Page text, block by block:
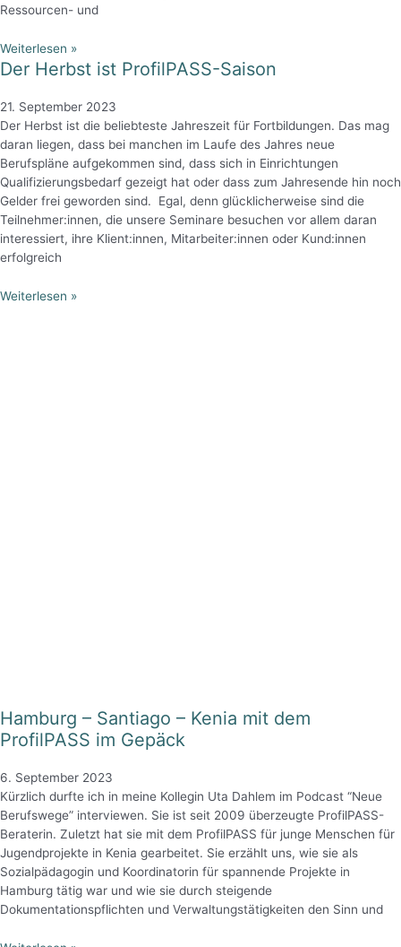
Ressourcen- und
Weiterlesen »
Der Herbst ist ProfilPASS-Saison
21. September 2023
Der Herbst ist die beliebteste Jahreszeit für Fortbildungen. Das mag
daran liegen, dass bei manchen im Laufe des Jahres neue
Berufspläne aufgekommen sind, dass sich in Einrichtungen
Qualifizierungsbedarf gezeigt hat oder dass zum Jahresende hin noch
Gelder frei geworden sind. Egal, denn glücklicherweise sind die
Teilnehmer:innen, die unsere Seminare besuchen vor allem daran
interessiert, ihre Klient:innen, Mitarbeiter:innen oder Kund:innen
erfolgreich
Weiterlesen »
Hamburg – Santiago – Kenia mit dem
ProfilPASS im Gepäck
6. September 2023
Kürzlich durfte ich in meine Kollegin Uta Dahlem im Podcast “Neue
Berufswege” interviewen. Sie ist seit 2009 überzeugte ProfilPASS-
Beraterin. Zuletzt hat sie mit dem ProfilPASS für junge Menschen für
Jugendprojekte in Kenia gearbeitet. Sie erzählt uns, wie sie als
Sozialpädagogin und Koordinatorin für spannende Projekte in
Hamburg tätig war und wie sie durch steigende
Dokumentationspflichten und Verwaltungstätigkeiten den Sinn und